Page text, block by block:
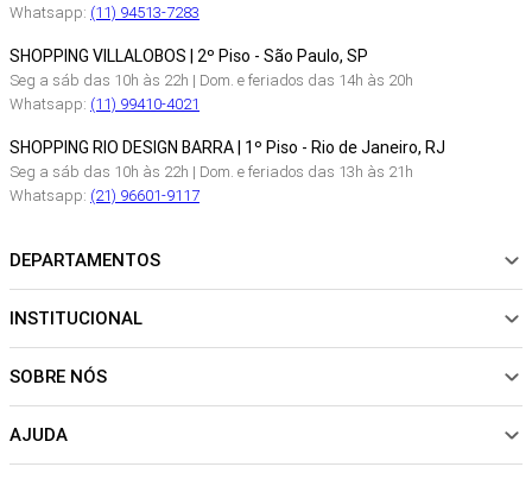
Whatsapp: (11) 94513-7283
SHOPPING VILLALOBOS | 2º Piso - São Paulo, SP
Seg a sáb das 10h às 22h | Dom. e feriados das 14h às 20h
Whatsapp: (11) 99410-4021
SHOPPING RIO DESIGN BARRA | 1º Piso - Rio de Janeiro, RJ
Seg a sáb das 10h às 22h | Dom. e feriados das 13h às 21h
Whatsapp: (21) 96601-9117
DEPARTAMENTOS
NOVIDADES
CALÇADOS
INSTITUCIONAL
Sobre Nós
Sustentabilidade
SOBRE NÓS
Política de pagamento
AJUDA